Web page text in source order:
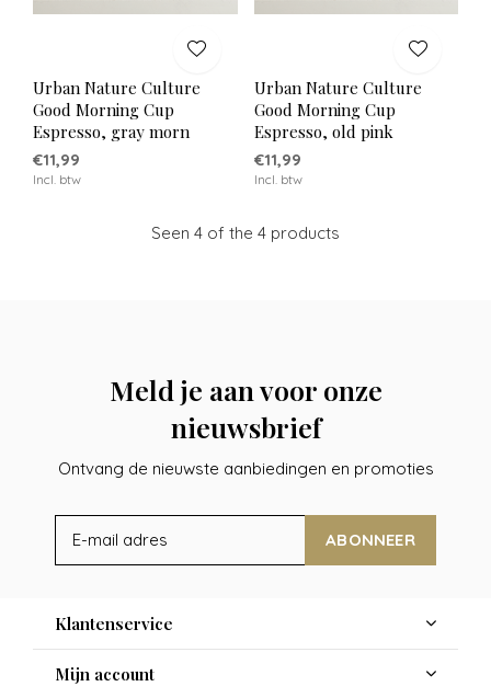
Urban Nature Culture
Good Morning Cup
Espresso, gray morn
€11,99
Incl. btw
Urban Nature Culture
Good Morning Cup
Espresso, old pink
€11,99
Incl. btw
Seen 4 of the 4 products
Meld je aan voor onze
nieuwsbrief
Ontvang de nieuwste aanbiedingen en promoties
ABONNEER
Klantenservice
Mijn account